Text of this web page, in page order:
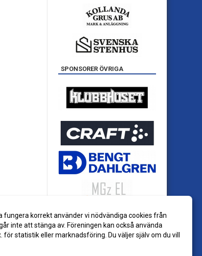
SPONSORER ÖVRIGA
fungera korrekt använder vi nödvändiga cookies från
inte att stänga av. Föreningen kan också använda
för statistik eller marknadsföring. Du väljer själv om du vill